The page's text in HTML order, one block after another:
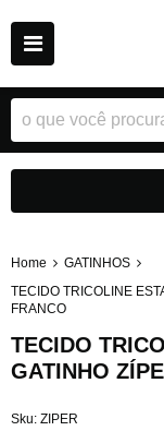
Home
GATINHOS
TECIDO TRICOLINE
FRANCO
TECIDO
GATINHO
Sku: ZIPER